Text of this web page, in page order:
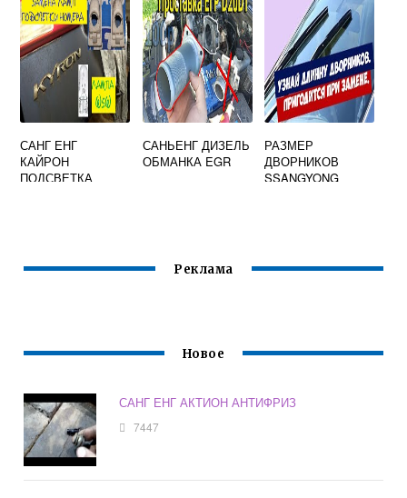
САНГ ЕНГ
КАЙРОН
ПОДСВЕТКА
САНЬЕНГ ДИЗЕЛЬ
ОБМАНКА EGR
РАЗМЕР
ДВОРНИКОВ
SSANGYONG
Реклама
Новое
САНГ ЕНГ АКТИОН АНТИФРИЗ
7447